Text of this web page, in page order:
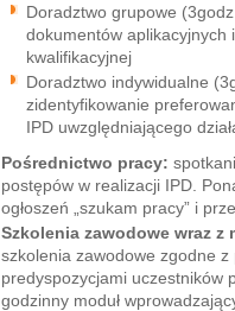
Doradztwo grupowe
dokumentów aplikacyjnych
kwalifikacyjnej
Doradztwo indywidualne
zidentyfikowanie
IPD uwzględniającego
Pośrednictwo pracy:
postępów w realizacji IPD.
ogłoszeń „szukam pracy” i
Szkolenia zawodowe wraz z
szkolenia zawodowe zgodne
predyspozycjami uczestników
godzinny moduł